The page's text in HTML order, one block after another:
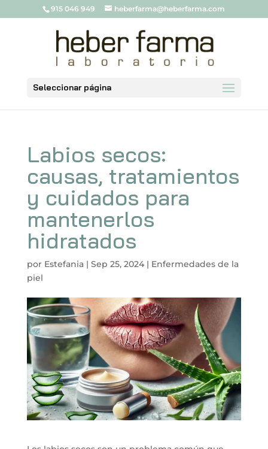
915 046 949 heberfarma@heberfarma.com
Seleccionar página
Labios secos:
causas, tratamientos
y cuidados para
mantenerlos
hidratados
por Estefania| Sep 25, 2024| Enfermedades de la
piel